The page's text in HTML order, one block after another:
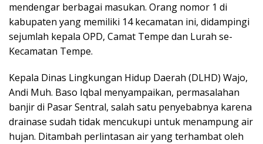
mendengar berbagai masukan. Orang nomor 1 di
kabupaten yang memiliki 14 kecamatan ini, didampingi
sejumlah kepala OPD, Camat Tempe dan Lurah se-
Kecamatan Tempe.
Kepala Dinas Lingkungan Hidup Daerah (DLHD) Wajo,
Andi Muh. Baso Iqbal menyampaikan, permasalahan
banjir di Pasar Sentral, salah satu penyebabnya karena
drainase sudah tidak mencukupi untuk menampung air
hujan. Ditambah perlintasan air yang terhambat oleh